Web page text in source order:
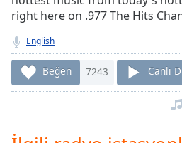
live,
currently
behind
live LIVE
Remaining
Time-
Playback
right here on .977 The Hits
English
Beğen 7243 Canlı